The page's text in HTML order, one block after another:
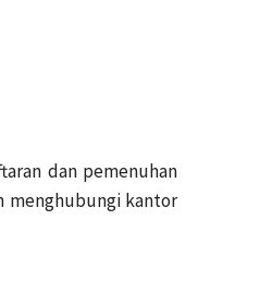
dan pemenuhan
menghubungi kantor